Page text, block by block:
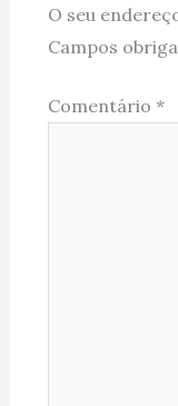
O seu
Campos
Comentário *